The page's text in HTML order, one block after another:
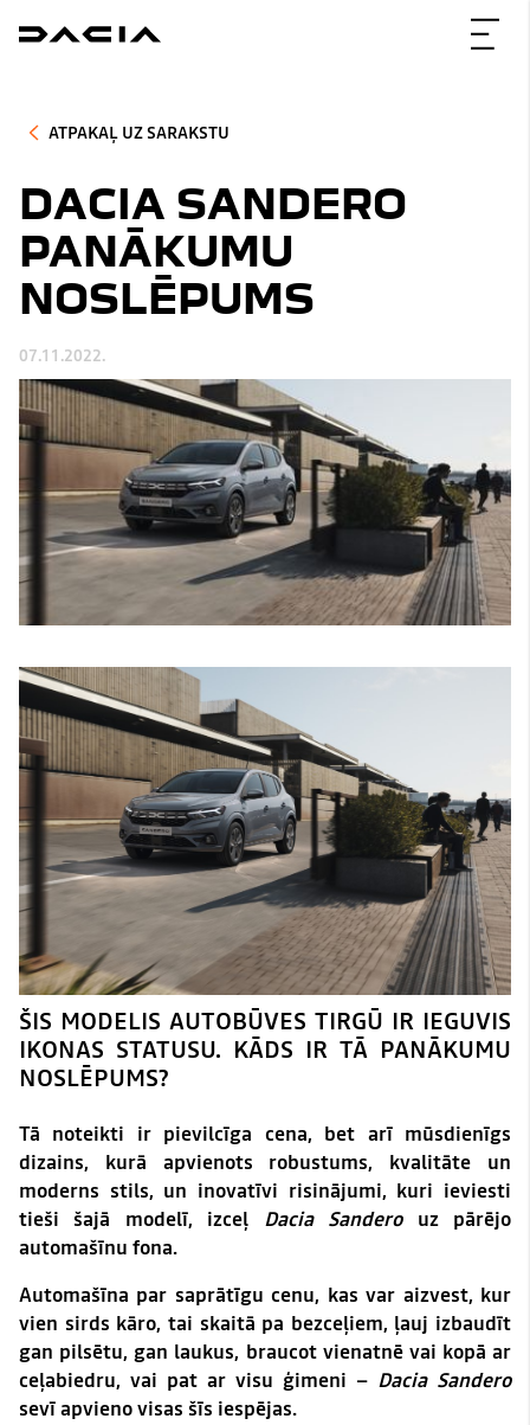
ATPAKAĻ UZ SARAKSTU
DACIA SANDERO
PANĀKUMU
NOSLĒPUMS
07.11.2022.
ŠIS MODELIS AUTOBŪVES TIRGŪ IR IEGUVIS
IKONAS STATUSU. KĀDS IR TĀ PANĀKUMU
NOSLĒPUMS?
Tā noteikti ir pievilcīga cena, bet arī mūsdienīgs
dizains, kurā apvienots robustums, kvalitāte un
moderns stils, un inovatīvi risinājumi, kuri ieviesti
tieši šajā modelī, izceļ Dacia Sanderouz pārējo
automašīnu fona.
Automašīna par saprātīgu cenu, kas var aizvest, kur
vien sirds kāro, tai skaitā pa bezceļiem, ļauj izbaudīt
gan pilsētu, gan laukus, braucot vienatnē vai kopā ar
ceļabiedru, vai pat ar visu ģimeni – Dacia Sandero
sevī apvieno visas šīs iespējas.